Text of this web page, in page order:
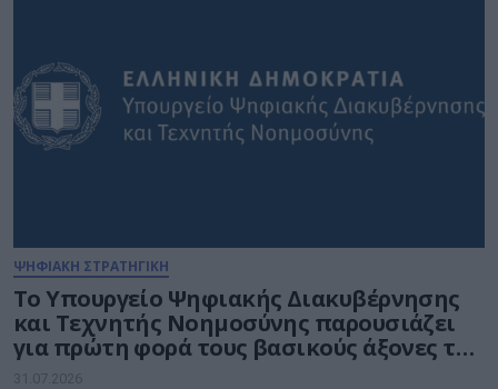
ΨΗΦΙΑΚΗ ΣΤΡΑΤΗΓΙΚΗ
Το Υπουργείο Ψηφιακής Διακυβέρνησης
και Τεχνητής Νοημοσύνης παρουσιάζει
για πρώτη φορά τους βασικούς άξονες του
νέου Εθνικού Διαστημικού Προγράμματος
31.07.2026